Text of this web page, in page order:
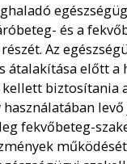
és a
Az
átalakítása előtt a
biztosítania
fekvőbeteg-